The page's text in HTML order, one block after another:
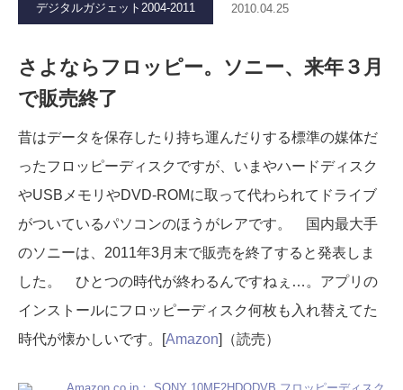
デジタルガジェット2004-2011 2010.04.25
さよならフロッピー。ソニー、来年３月
で販売終了
昔はデータを保存したり持ち運んだりする標準の媒体だ
ったフロッピーディスクですが、いまやハードディスク
やUSBメモリやDVD-ROMに取って代わられてドライブ
がついているパソコンのほうがレアです。 国内最大手
のソニーは、2011年3月末で販売を終了すると発表しま
した。 ひとつの時代が終わるんですねぇ…。アプリの
インストールにフロッピーディスク何枚も入れ替えてた
時代が懐かしいです。[Amazon]（読売）